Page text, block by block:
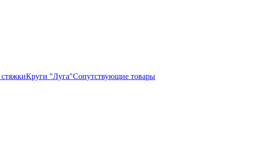
Круги "Луга"Сопутствующие товары